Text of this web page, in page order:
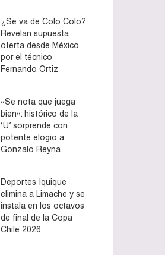
¿Se va de Colo Colo?
Revelan supuesta
oferta desde México
por el técnico
Fernando Ortiz
«Se nota que juega
bien»: histórico de la
‘U’ sorprende con
potente elogio a
Gonzalo Reyna
Deportes Iquique
elimina a Limache y se
instala en los octavos
de final de la Copa
Chile 2026